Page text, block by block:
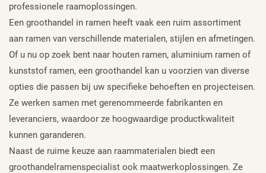
professionele raamoplossingen.
Een groothandel in ramen heeft vaak een ruim assortiment
aan ramen van verschillende materialen, stijlen en afmetingen.
Of u nu op zoek bent naar houten ramen, aluminium ramen of
kunststof ramen, een groothandel kan u voorzien van diverse
opties die passen bij uw specifieke behoeften en projecteisen.
Ze werken samen met gerenommeerde fabrikanten en
leveranciers, waardoor ze hoogwaardige productkwaliteit
kunnen garanderen.
Naast de ruime keuze aan raammaterialen biedt een
groothandelramenspecialist ook maatwerkoplossingen. Ze